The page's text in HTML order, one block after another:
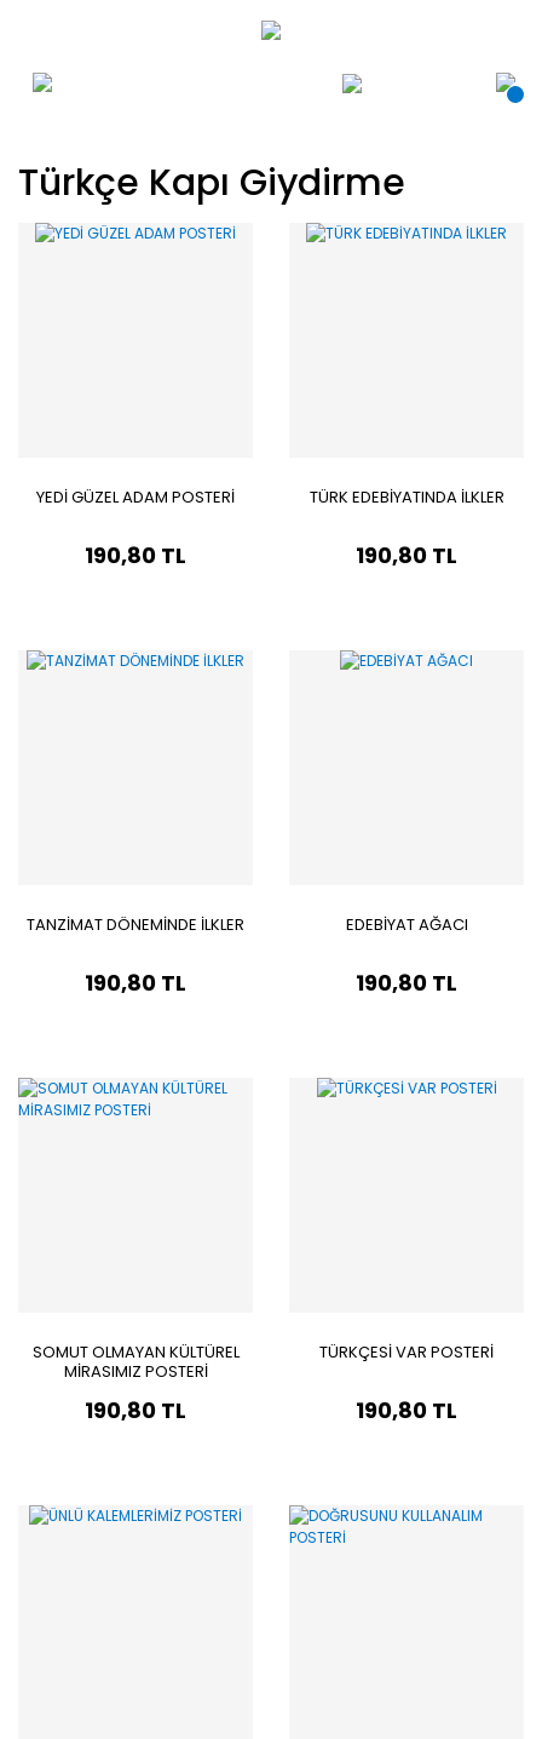
Türkçe Kapı Giydirme
YEDİ GÜZEL ADAM POSTERİ
190,80 TL
TÜRK EDEBİYATINDA İLKLER
190,80 TL
TANZİMAT DÖNEMİNDE İLKLER
190,80 TL
EDEBİYAT AĞACI
190,80 TL
SOMUT OLMAYAN KÜLTÜREL
MİRASIMIZ POSTERİ
190,80 TL
TÜRKÇESİ VAR POSTERİ
190,80 TL